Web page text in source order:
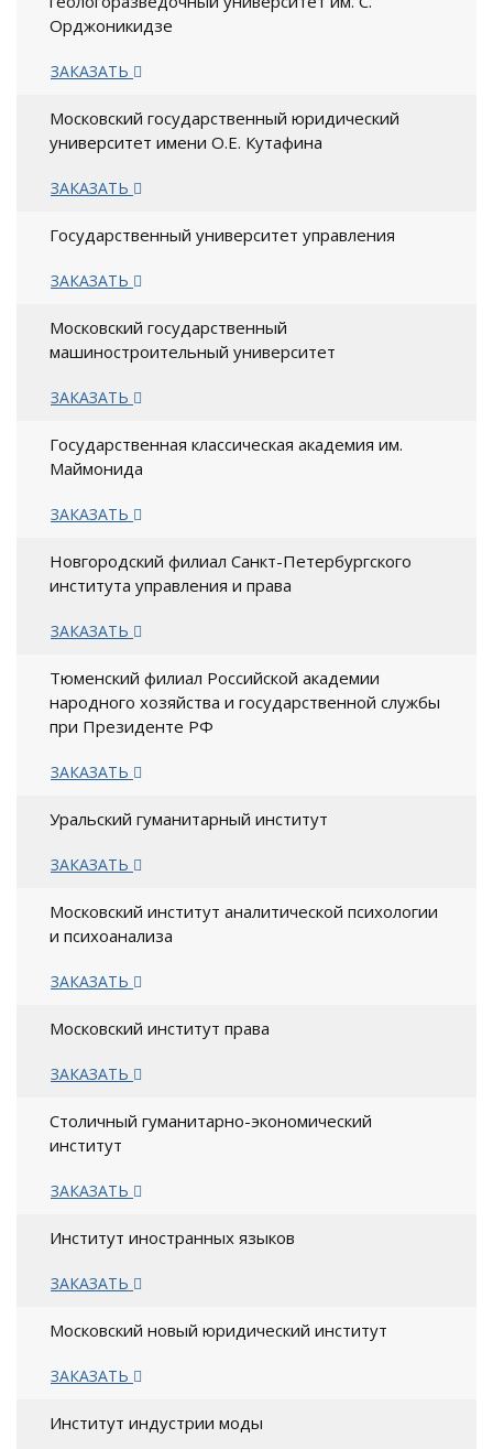
Орджоникидзе
ЗАКАЗАТЬ
Московский государственный юридический
университет имени О.Е. Кутафина
ЗАКАЗАТЬ
Государственный университет управления
ЗАКАЗАТЬ
Московский государственный
машиностроительный университет
ЗАКАЗАТЬ
Государственная классическая академия им.
Маймонида
ЗАКАЗАТЬ
Новгородский филиал Санкт-Петербургского
института управления и права
ЗАКАЗАТЬ
Тюменский филиал Российской академии
народного хозяйства и государственной службы
при Президенте РФ
ЗАКАЗАТЬ
Уральский гуманитарный институт
ЗАКАЗАТЬ
Московский институт аналитической психологии
и психоанализа
ЗАКАЗАТЬ
Московский институт права
ЗАКАЗАТЬ
Столичный гуманитарно-экономический
институт
ЗАКАЗАТЬ
Институт иностранных языков
ЗАКАЗАТЬ
Московский новый юридический институт
ЗАКАЗАТЬ
Институт индустрии моды